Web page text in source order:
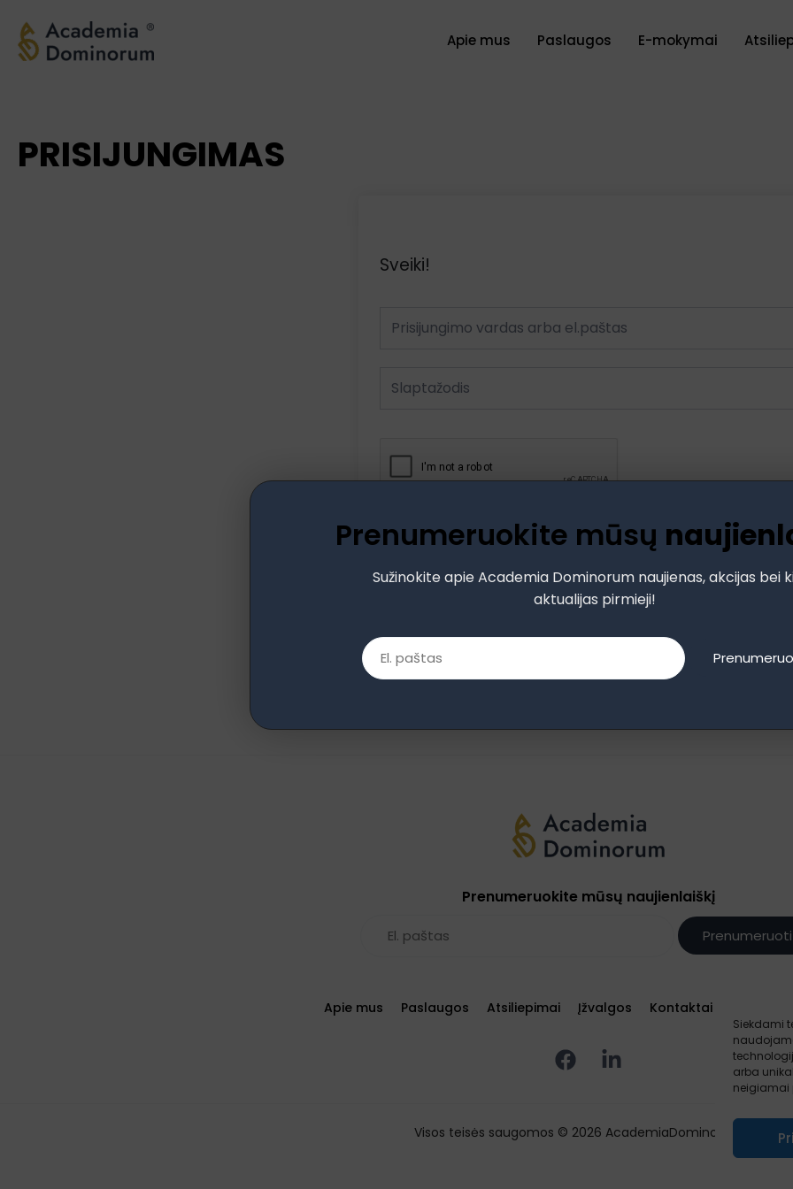
Siekdami
arba
neigiamai
prie
turinio
Apie mus Paslaugos E-mokymai
PRISIJUNGIMAS
Sveiki!
Prisiminti slaptažodį
Prisijungti
Neturite paskyros?Užsiregistruoti
Prenumeruokite mūsų naujienlaiškį
Prenumeruoti
Apie mus Paslaugos Atsiliepimai Įžvalgos Kontaktai
Visos teisės saugomos © 2026 AcademiaDominorum.eu
Prenumeruokite mūsų
Sužinokite apie Academia Dominorum naujienas, akcijas bei
aktualijas pirmieji!